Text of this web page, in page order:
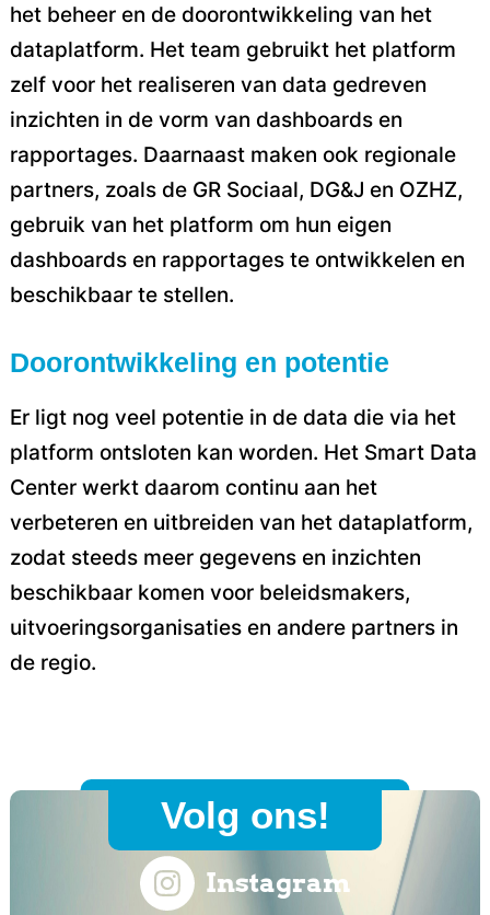
het beheer en de doorontwikkeling van het
dataplatform. Het team gebruikt het platform
zelf voor het realiseren van data gedreven
inzichten in de vorm van dashboards en
rapportages. Daarnaast maken ook regionale
partners, zoals de GR Sociaal, DG&J en OZHZ,
gebruik van het platform om hun eigen
dashboards en rapportages te ontwikkelen en
beschikbaar te stellen.
Doorontwikkeling en potentie
Er ligt nog veel potentie in de data die via het
platform ontsloten kan worden. Het Smart Data
Center werkt daarom continu aan het
verbeteren en uitbreiden van het dataplatform,
zodat steeds meer gegevens en inzichten
beschikbaar komen voor beleidsmakers,
uitvoeringsorganisaties en andere partners in
de regio.
Volg ons!
Instagram